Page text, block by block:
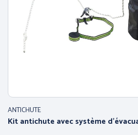
PROTECTION DU CORPS
- WORKWEAR
ANTICHUTE
Kit antichute avec système